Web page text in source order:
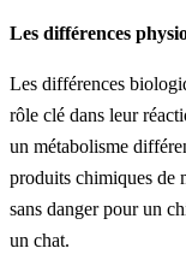
Les différences
Les différences
rôle clé dans leur
un métabolisme
produits chimiques de
sans danger pour un
un chat.